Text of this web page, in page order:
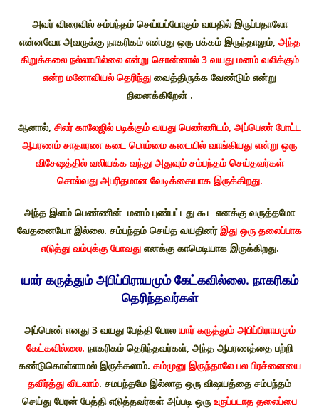
அவர் விரைவில் சம்பந்தம் செய்யப்போகும் வயதில் இருப்பதாலோ
என்னவோ அவருக்கு நாகரிகம் என்பது ஒரு பக்கம் இருந்தாலும், அந்த
கிறுக்கலை நல்லாயில்லை என்று சொன்னால் 3 வயது மனம் வலிக்கும்
என்ற மனோவியல் தெரிந்து வைத்திருக்க வேண்டும் என்று
நினைக்கிறேன் .
ஆனால், சிலர் காலேஜில் படிக்கும் வயது பெண்ணிடம், அப்பெண் போட்ட
ஆபரணம் சாதாரண கடை பொம்மை கடையில் வாங்கியது என்று ஒரு
விசேஷத்தில் வலியக்க வந்து அதுவும் சம்பந்தம் செய்தவர்கள்
சொல்வது அபரிதமான வேடிக்கையாக இருக்கிறது.
அந்த இளம் பெண்ணின் மனம் புண்பட்டது கூட எனக்கு வருத்தமோ
வேதனையோ இல்லை. சம்பந்தம் செய்த வயதினர்இது ஒரு தலைப்பாக
எடுத்து வம்புக்கு போவதுஎனக்கு காமெடியாக இருக்கிறது.
யார் கருத்தும் அபிப்பிராயமும் கேட்கவில்லை. நாகரிகம்
தெரிந்தவர்கள்
அப்பெண் எனது 3 வயது பேத்தி போலயார் கருத்தும் அபிப்பிராயமும்
கேட்கவில்லை. நாகரிகம் தெரிந்தவர்கள், அந்த ஆபரணத்தை பற்றி
கண்டுகொள்ளாமல் இருக்கலாம். கம்முனு இருந்தாலே பல பிரச்னையை
தவிர்த்து விடலாம். சமபந்தமே இல்லாத ஒரு விஷயத்தை சம்பந்தம்
செய்து பேரன் பேத்தி எடுத்தவர்கள் அப்படி ஒரு உருப்படாத தலைப்பை